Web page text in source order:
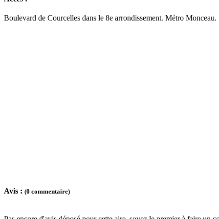
Boulevard de Courcelles dans le 8e arrondissement. Métro Monceau.
Avis : (0 commentaire)